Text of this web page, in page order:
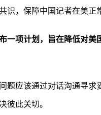
识，保障中国记者在美正
一项计划，旨在降低对
题应该通过对话沟通寻
彼此关切。